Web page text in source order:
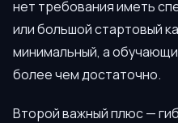
нет требования иметь
или большой стартовый
минимальный, а
более чем достаточно.
Второй важный плюс —